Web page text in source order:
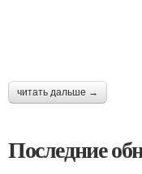
читать дальше →
Последние